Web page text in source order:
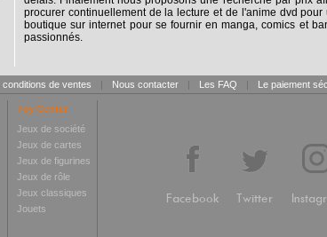
procurer continuellement de la lecture et de l'anime dvd
boutique sur internet pour se fournir en manga, comics et
passionnés.
conditions de ventes | Nous contacter | Les FAQ | Le paiement
Toy Center
Jeux de société
Jeux de cartes
Jeux de figurines
Jeux de rôle
Jeux classiques
Jouets
Facebook Twitter